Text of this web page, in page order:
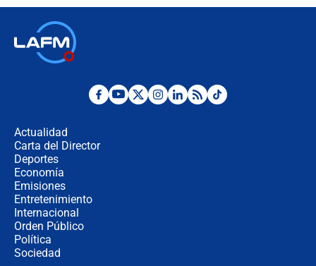
"No hubo fraude ni posibilidad de
Actualidad
Carta del Director
Deportes
Economía
Emisiones
Entretenimiento
Internacional
Orden Público
Política
Sociedad